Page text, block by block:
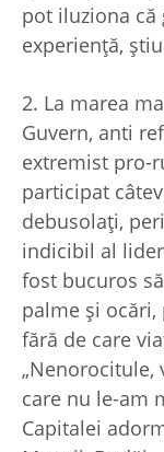
pot iluziona că
experienţă,
2. La marea
Guvern, anti
extremist pro-
participat
debusolaţi,
indicibil al
fost bucuros
palme şi ocări,
fără de care
„Nenorocitule,
care nu le-am
Capitalei